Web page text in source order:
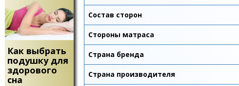
Как выбрать
подушку для
здорового
сна
Состав сторон
Стороны матраса
Страна бренда
Страна производителя